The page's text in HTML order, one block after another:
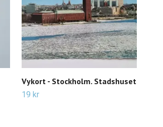
Vykort - Stockholm. Stadshuset
19 kr